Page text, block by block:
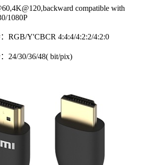
compatible with
1080P
RGB/Y'CBCR 4:4:4/4:2:2/4:2:0
24/30/36/48( bit/pix)